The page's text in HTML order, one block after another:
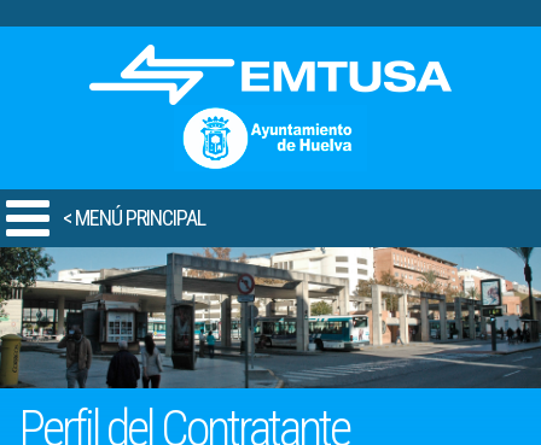
< MENÚ PRINCIPAL
Perfil del Contratante